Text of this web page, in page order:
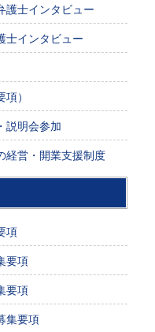
護士インタビュー
士インタビュー
）
説明会参加
経営・開業支援制度
項
要項
要項
集要項